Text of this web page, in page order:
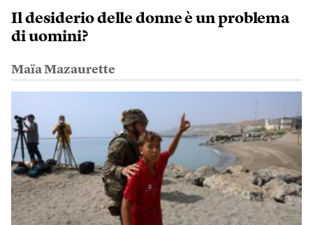
Il desiderio delle donne è un problema
di uomini?
Maïa Mazaurette